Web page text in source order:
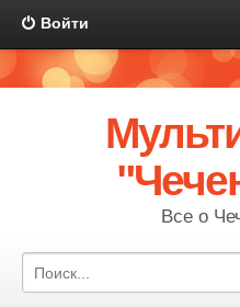
Войти
Все о